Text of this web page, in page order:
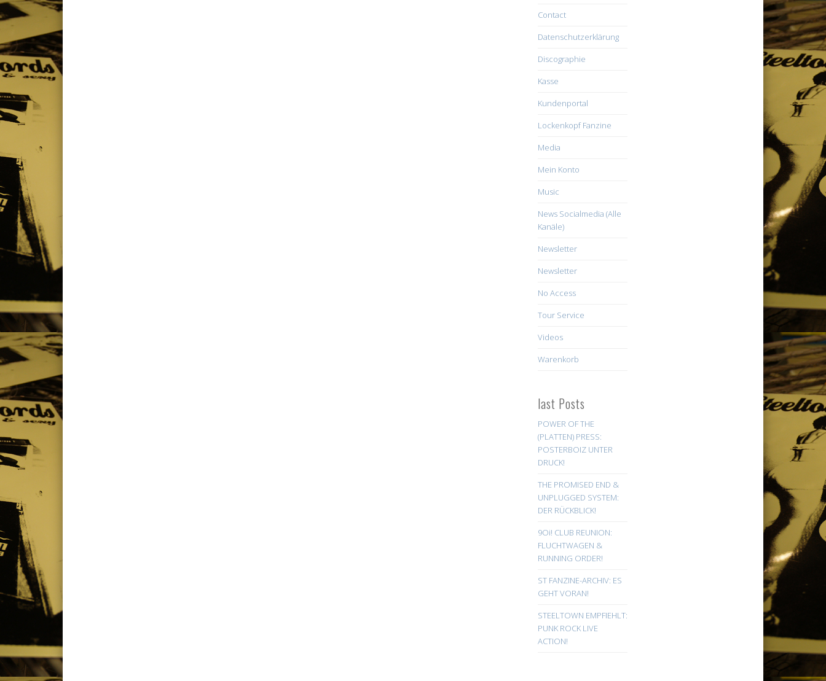
Contact
Datenschutzerklärung
Discographie
Kasse
Kundenportal
Lockenkopf Fanzine
Media
Mein Konto
Music
News Socialmedia (Alle
Kanäle)
Newsletter
Newsletter
No Access
Tour Service
Videos
Warenkorb
last Posts
POWER OF THE
(PLATTEN) PRESS:
POSTERBOIZ UNTER
DRUCK!
THE PROMISED END &
UNPLUGGED SYSTEM:
DER RÜCKBLICK!
9Oi! CLUB REUNION:
FLUCHTWAGEN &
RUNNING ORDER!
ST FANZINE-ARCHIV: ES
GEHT VORAN!
STEELTOWN EMPFIEHLT:
PUNK ROCK LIVE
ACTION!